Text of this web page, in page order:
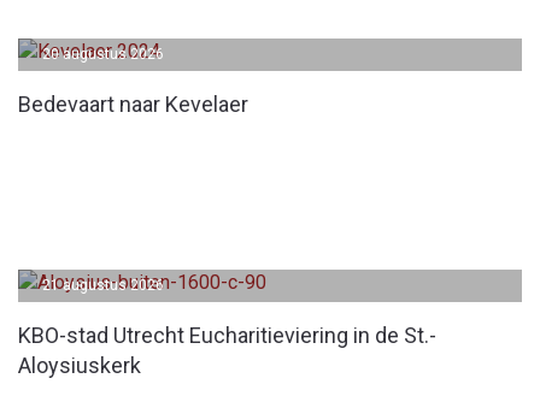
Bedevaart naar Kevelaer
20 augustus 2026
KBO-stad Utrecht Eucharitieviering in de St.-
Aloysiuskerk
21 augustus 2026